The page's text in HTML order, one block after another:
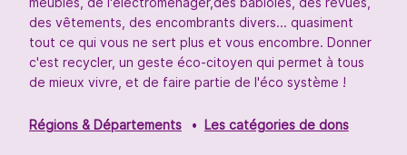
des vêtements, des encombrants divers... quasiment
tout ce qui vous ne sert plus et vous encombre. Donner
c'est recycler, un geste éco-citoyen qui permet à tous
de mieux vivre, et de faire partie de l'éco système !
Régions & Départements Les catégories de dons